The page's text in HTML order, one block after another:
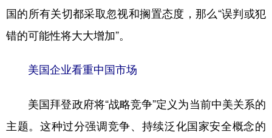
国的所有关切都采取忽视和搁置态度，那么“误判或犯
错的可能性将大大增加”。
美国企业看重中国市场
美国拜登政府将“战略竞争”定义为当前中美关系的
主题。这种过分强调竞争、持续泛化国家安全概念的